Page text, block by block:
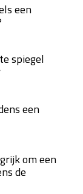
een
spiegel
een
om een
de